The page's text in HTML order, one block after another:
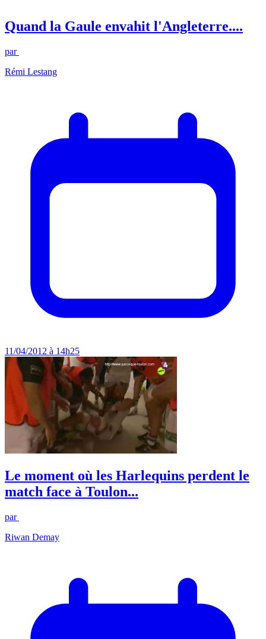
Quand la Gaule envahit l'Angleterre....
par
Rémi Lestang
11/04/2012 à 14h25
Le moment où les Harlequins perdent le
match face à Toulon...
par
Riwan Demay